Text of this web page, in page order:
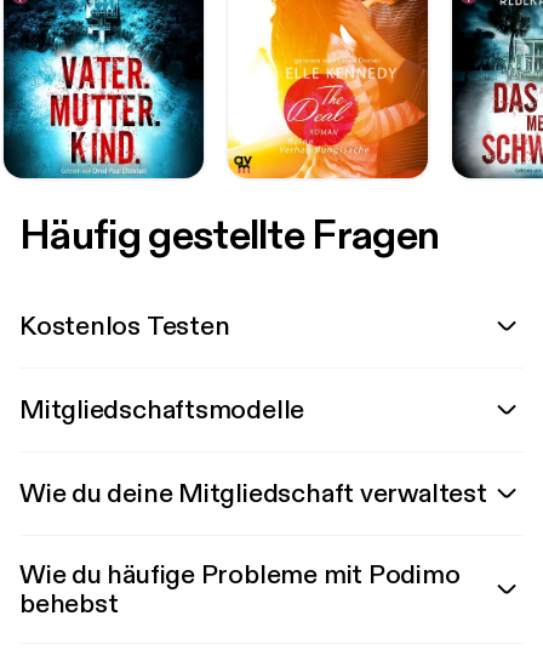
Häufig gestellte Fragen
Kostenlos Testen
Mitgliedschaftsmodelle
Wie du deine Mitgliedschaft verwaltest
Wie du häufige Probleme mit Podimo
behebst